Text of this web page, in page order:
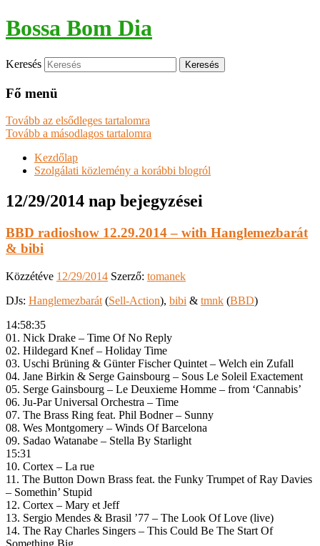
Bossa Bom Dia
Keresés
Fő menü
Tovább az elsődleges tartalomra
Tovább a másodlagos tartalomra
Kezdőlap
Szolgálati közlemény a korábbi blogról
12/29/2014 nap bejegyzései
BBD radioshow 12.29.2014 – with Hanglemezbarát
& bibi
Közzétéve 12/29/2014 Szerző: tomanek
DJs: Hanglemezbarát (Sell-Action), bibi & tmnk (BBD)
14:58:35
01. Nick Drake – Time Of No Reply
02. Hildegard Knef – Holiday Time
03. Uschi Brüning & Günter Fischer Quintet – Welch ein Zufall
04. Jane Birkin & Serge Gainsbourg – Sous Le Soleil Exactement
05. Serge Gainsbourg – Le Deuxieme Homme – from ‘Cannabis’
06. Ju-Par Universal Orchestra – Time
07. The Brass Ring feat. Phil Bodner – Sunny
08. Wes Montgomery – Winds Of Barcelona
09. Sadao Watanabe – Stella By Starlight
15:31
10. Cortex – La rue
11. The Button Down Brass feat. the Funky Trumpet of Ray Davies
– Somethin’ Stupid
12. Cortex – Mary et Jeff
13. Sergio Mendes & Brasil ’77 – The Look Of Love (live)
14. The Ray Charles Singers – This Could Be The Start Of
Something Big